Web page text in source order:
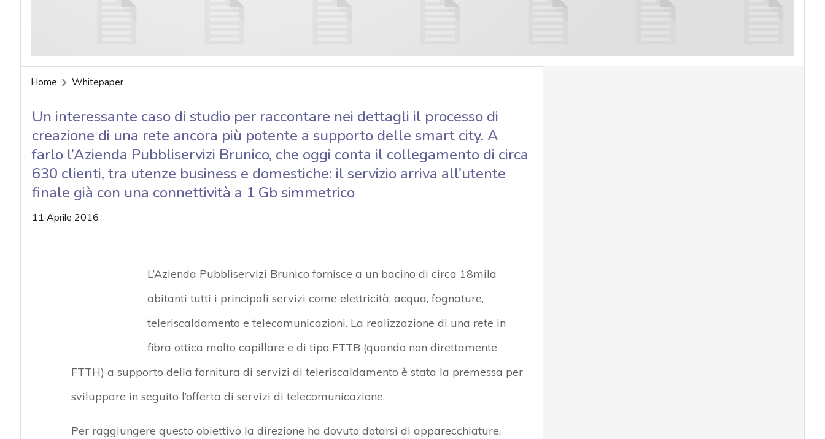
Home Whitepaper
Un interessante caso di studio per raccontare nei dettagli il processo di
creazione di una rete ancora più potente a supporto delle smart city. A
farlo l’Azienda Pubbliservizi Brunico, che oggi conta il collegamento di circa
630 clienti, tra utenze business e domestiche: il servizio arriva all’utente
finale già con una connettività a 1 Gb simmetrico
11 Aprile 2016
L’Azienda Pubbliservizi Brunico fornisce a un bacino di circa 18mila
abitanti tutti i principali servizi come elettricità, acqua, fognature,
teleriscaldamento e telecomunicazioni. La realizzazione di una rete in
fibra ottica molto capillare e di tipo FTTB (quando non direttamente
FTTH) a supporto della fornitura di servizi di teleriscaldamento è stata la premessa per
sviluppare in seguito l’offerta di servizi di telecomunicazione.
Per raggiungere questo obiettivo la direzione ha dovuto dotarsi di apparecchiature,